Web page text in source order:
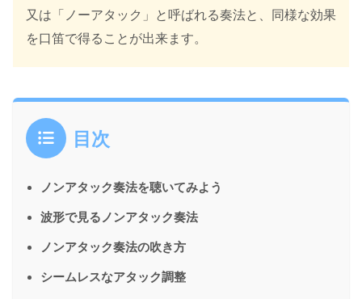
又は「ノーアタック」と呼ばれる奏法と、同様な効果
を口笛で得ることが出来ます。
目次
ノンアタック奏法を聴いてみよう
波形で見るノンアタック奏法
ノンアタック奏法の吹き方
シームレスなアタック調整